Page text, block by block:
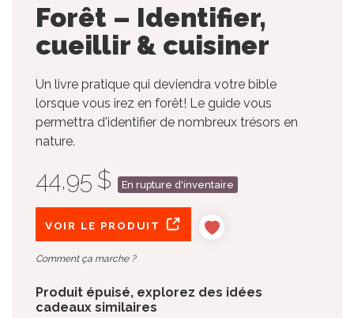
Forêt – Identifier,
cueillir & cuisiner
Un livre pratique qui deviendra votre bible
lorsque vous irez en forêt! Le guide vous
permettra d'identifier de nombreux trésors en
nature.
44,95 $ En rupture d'inventaire
VOIR LE PRODUIT
Comment ça marche ?
Produit épuisé, explorez des idées
cadeaux similaires